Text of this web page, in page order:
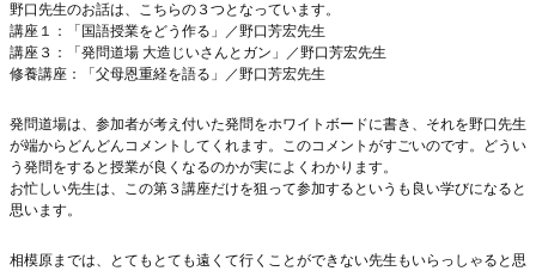
野口先生のお話は、こちらの３つとなっています。
講座１：「国語授業をどう作る」／野口芳宏先生
講座３：「発問道場 大造じいさんとガン」／野口芳宏先生
修養講座：「父母恩重経を語る」／野口芳宏先生
発問道場は、参加者が考え付いた発問をホワイトボードに書き、それを野口先生
が端からどんどんコメントしてくれます。このコメントがすごいのです。どうい
う発問をすると授業が良くなるのかが実によくわかります。
お忙しい先生は、この第３講座だけを狙って参加するというも良い学びになると
思います。
相模原までは、とてもとても遠くて行くことができない先生もいらっしゃると思